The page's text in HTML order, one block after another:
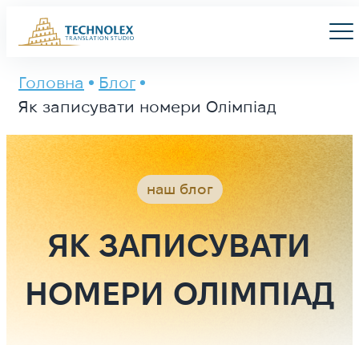
Main Logo
Menu
Головна
Блог
Як записувати номери Олімпіад
наш блог
ЯК ЗАПИСУВАТИ
НОМЕРИ ОЛІМПІАД